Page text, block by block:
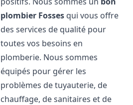
plombier Fosses qui vous offre
des services de qualité pour
toutes vos besoins en
plomberie. Nous sommes
équipés pour gérer les
problèmes de tuyauterie, de
chauffage, de sanitaires et de